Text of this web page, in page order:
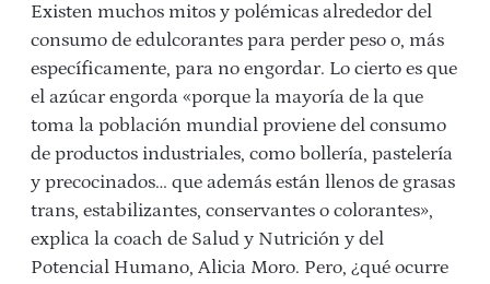
Existen muchos mitos y polémicas alrededor del
consumo de edulcorantes para perder peso o, más
específicamente, para no engordar. Lo cierto es que
el azúcar engorda «porque la mayoría de la que
toma la población mundial proviene del consumo
de productos industriales, como bollería, pastelería
y precocinados… que además están llenos de grasas
trans, estabilizantes, conservantes o colorantes»,
explica la coach de Salud y Nutrición y del
Potencial Humano, Alicia Moro. Pero, ¿qué ocurre